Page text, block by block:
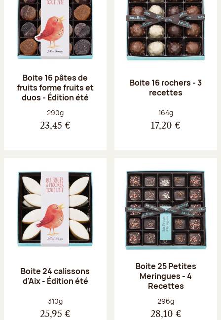
Boite 16 pâtes de
fruits forme fruits et
duos - Édition été
Poids net :
290g
23,45 €
Boite 16 rochers - 3
recettes
Poids net :
164g
17,20 €
Boite 24 calissons
d'Aix - Édition été
Poids net :
310g
25,95 €
Boite 25 Petites
Meringues - 4
Recettes
Poids net :
296g
28,10 €